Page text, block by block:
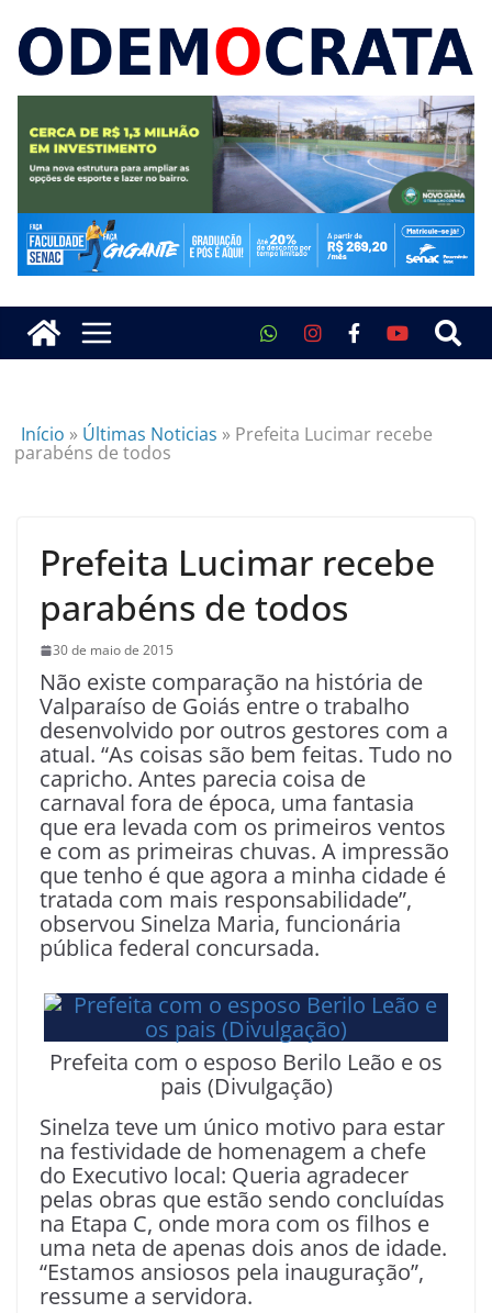
Início » Últimas Noticias » Prefeita Lucimar recebe
parabéns de todos
Prefeita Lucimar recebe
parabéns de todos
30 de maio de 2015
Não existe comparação na história de
Valparaíso de Goiás entre o trabalho
desenvolvido por outros gestores com a
atual. “As coisas são bem feitas. Tudo no
capricho. Antes parecia coisa de
carnaval fora de época, uma fantasia
que era levada com os primeiros ventos
e com as primeiras chuvas. A impressão
que tenho é que agora a minha cidade é
tratada com mais responsabilidade”,
observou Sinelza Maria, funcionária
pública federal concursada.
Prefeita com o esposo Berilo Leão e os
pais (Divulgação)
Sinelza teve um único motivo para estar
na festividade de homenagem a chefe
do Executivo local: Queria agradecer
pelas obras que estão sendo concluídas
na Etapa C, onde mora com os filhos e
uma neta de apenas dois anos de idade.
“Estamos ansiosos pela inauguração”,
ressume a servidora.